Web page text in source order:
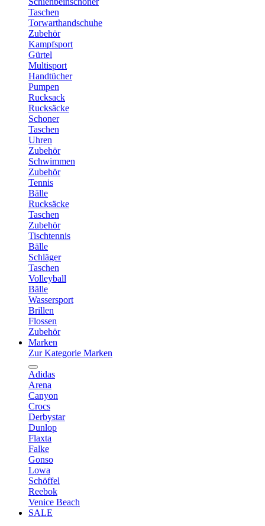
Taschen
Torwarthandschuhe
Zubehör
Kampfsport
Gürtel
Multisport
Handtücher
Pumpen
Rucksack
Rucksäcke
Schoner
Taschen
Uhren
Zubehör
Schwimmen
Zubehör
Tennis
Bälle
Rucksäcke
Taschen
Zubehör
Tischtennis
Bälle
Schläger
Taschen
Volleyball
Bälle
Wassersport
Brillen
Flossen
Zubehör
Marken
Zur Kategorie Marken
Adidas
Arena
Canyon
Crocs
Derbystar
Dunlop
Flaxta
Falke
Gonso
Lowa
Schöffel
Reebok
Venice Beach
SALE